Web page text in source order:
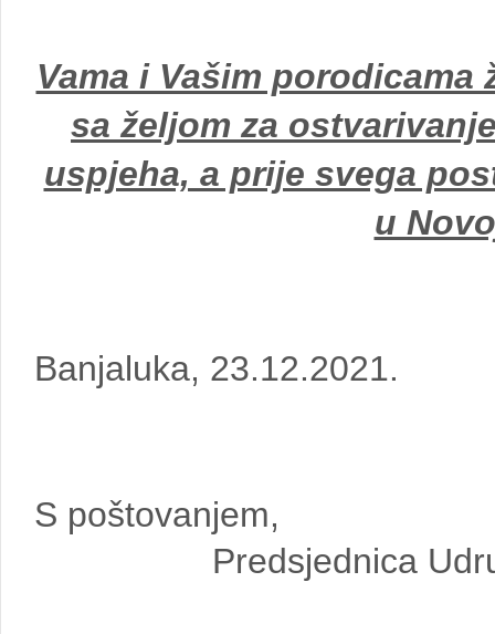
Vama i Vašim
sa željom za
uspjeha, a prije svega
u
Banjaluka, 23.12.2021.
S poštovanjem,
Predsjednica